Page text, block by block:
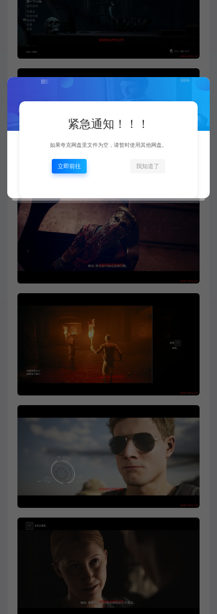
紧急通知！！！
如果夸克网盘里文件为空，请暂时使用其他网盘。
立即前往 我知道了